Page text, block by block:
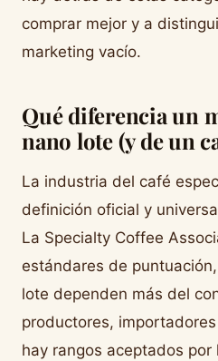
comprar mejor y a
marketing vacío.
Qué diferencia un
nano lote (y de un
La industria del café
definición oficial y
La Specialty Coffee
estándares de
lote dependen más del
productores,
hay rangos aceptados por